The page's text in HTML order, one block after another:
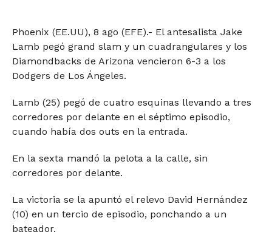
Phoenix (EE.UU), 8 ago (EFE).- El antesalista Jake
Lamb pegó grand slam y un cuadrangulares y los
Diamondbacks de Arizona vencieron 6-3 a los
Dodgers de Los Ángeles.
Lamb (25) pegó de cuatro esquinas llevando a tres
corredores por delante en el séptimo episodio,
cuando había dos outs en la entrada.
En la sexta mandó la pelota a la calle, sin
corredores por delante.
La victoria se la apuntó el relevo David Hernández
(10) en un tercio de episodio, ponchando a un
bateador.